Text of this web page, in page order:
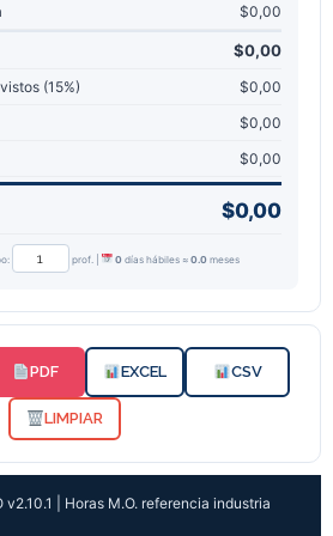
$0,00
$0,00
(15%)
$0,00
$0,00
$0,00
$0,00
prof. | 0 días hábiles ≈0.0 meses
PDF EXCEL CSV
LIMPIAR
v2.10.1 | Horas M.O. referencia industria